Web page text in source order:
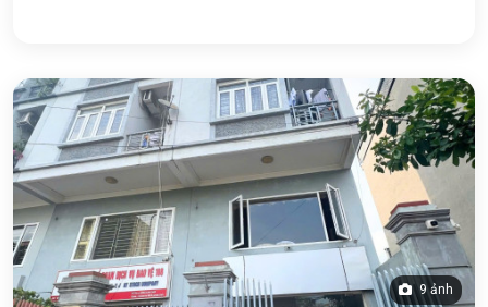
9 ảnh